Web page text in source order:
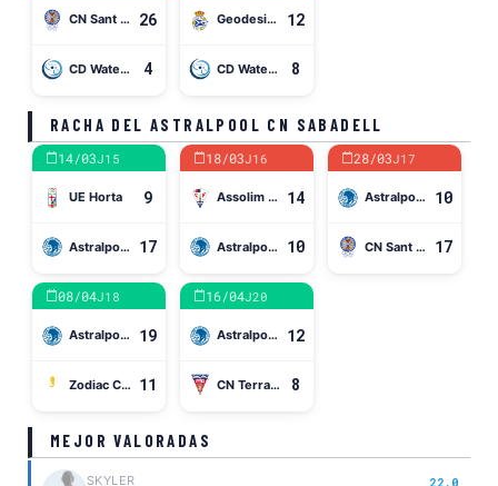
CN Sant Andreu 26
CD Waterpolo Iruña 98 02 4
Geodesic Real Canoe NC 12
CD Waterpolo Iruña 98 02 8
RACHA DEL ASTRALPOOL CN SABADELL
14/03J15
UE Horta 9
Astralpool CN Sabadell 17
18/03J16
Assolim CN Mataró 14
Astralpool CN Sabadell 10
28/03J17
Astralpool CN Sabadell 10
CN Sant Andreu 17
08/04J18
Astralpool CN Sabadell 19
Zodiac CN Atlètic-Barceloneta 11
16/04J20
Astralpool CN Sabadell 12
CN Terrassa 8
MEJOR VALORADAS
SKYLER 22.0